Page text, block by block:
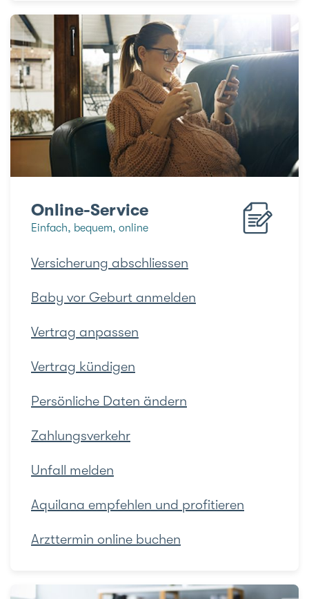
Online-Service
Einfach, bequem, online
Versicherung abschliessen
Baby vor Geburt anmelden
Vertrag anpassen
Vertrag kündigen
Persönliche Daten ändern
Zahlungsverkehr
Unfall melden
Aquilana empfehlen und profitieren
Arzttermin online buchen